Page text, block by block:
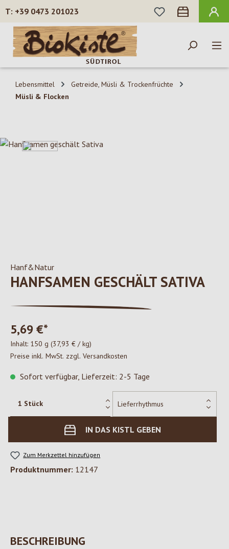
Zum Hauptinhalt springen
+39 0473 201023
DU HAST 0
Lebensmittel
Getreide, Müsli & Trockenfrüchte
Müsli & Flocken
Bildergalerie überspringen
Hanf&Natur
HANFSAMEN GESCHÄLT SATIVA
5,69 €*
Inhalt: 150 g (37,93 € / kg)
Preise inkl. MwSt. zzgl. Versandkosten
Sofort verfügbar, Lieferzeit: 2-5 Tage
IN DAS KISTL GEBEN
Zum Merkzettel hinzufügen
Produktnummer: 12147
BESCHREIBUNG